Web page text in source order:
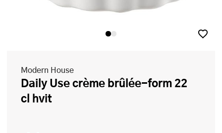
Modern House
Daily Use crème brûlée-form 22
cl hvit